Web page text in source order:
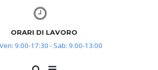
ORARI DI LAVORO
9:00-17:30 - Sab: 9:00-13:00